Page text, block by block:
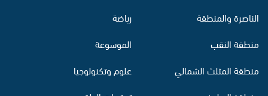
الناصرة والمنطقة
منطقة النقب
منطقة المثلث الشمالي
رياضة
الموسوعة
علوم وتكنولوجيا